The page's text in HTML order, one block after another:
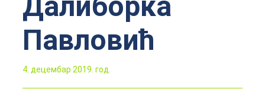
Павловић
4. децембар 2019. год.